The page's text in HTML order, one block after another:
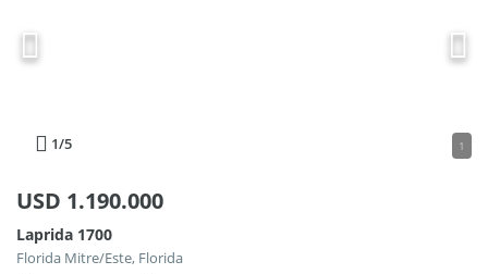
1/5 1
USD 1.190.000
Laprida 1700
Florida Mitre/Este, Florida